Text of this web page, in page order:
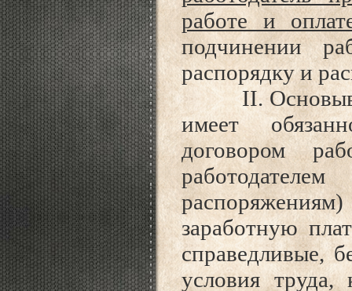
работе и
подчинении
распорядку и
II.
имеет
договором
заработную
справедливые,
условия